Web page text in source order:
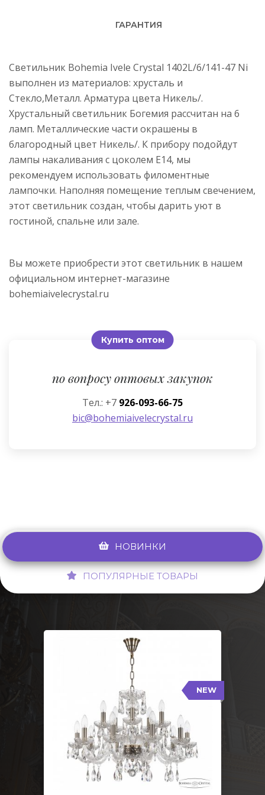
ГАРАНТИЯ
Светильник Bohemia Ivele Crystal 1402L/6/141-47 Ni
выполнен из материалов: хрусталь и
Стекло,Металл. Арматура цвета Никель/.
Хрустальный светильник Богемия рассчитан на 6
ламп. Металлические части окрашены в
благородный цвет Никель/. К прибору подойдут
лампы накаливания с цоколем E14, мы
рекомендуем использовать филоментные
лампочки. Наполняя помещение теплым свечением,
этот светильник создан, чтобы дарить уют в
гостиной, спальне или зале.
Вы можете приобрести этот светильник в нашем
официальном интернет-магазине
bohemiaivelecrystal.ru
Купить оптом
по вопросу оптовых закупок
Тел.: +7 926-093-66-75
bic@bohemiaivelecrystal.ru
НОВИНКИ
ПОПУЛЯРНЫЕ ТОВАРЫ
NEW
117/10+5/240 Pa
Тип: Стеклянный рожок
Цвет арматуры: Патина/
Кол-во ламп: 15
Диаметр: 70 см